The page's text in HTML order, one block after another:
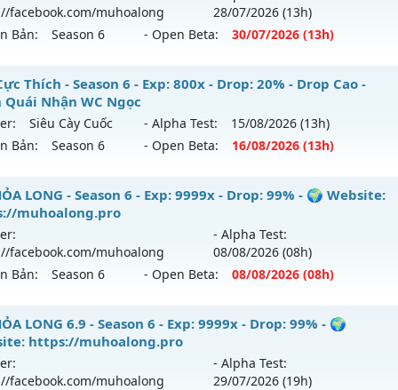
08/2626
700x - Drop: 30%
loại: Mu Nguyên bản Webzen
Yes-Anti
facebook.com/muhoalong
28/07/2026 (13h)
Bản:
Season 6 - Open Beta: 30/07/2026 (13h)
LONG 6.9 - 🌍 Website: https://muhoalong.pro
ra tháng 07 2026 - Mở máy chủ https://facebook.com/
30/07/2626
Non Reset
Mu Nguyên bản Webzen
Xshiel
Thích - Season 6 - Exp: 800x - Drop: 20% - Drop Cao -
Nhận WC Ngọc
Siêu Cày Cuốc - Alpha Test: 15/08/2026 (13h)
Bản:
Season 6 - Open Beta: 16/08/2026 (13h)
Cực Thích - Drop Cao - Đánh Quái Nhận WC Ngọc
mới ra tháng 08 2026 - Mở máy chủ
Siêu Cày Cuốc
vào
800x - Drop: 20%
loại: Mu Nguyên bản Webzen
BDC
LONG - Season 6 - Exp: 9999x - Drop: 99% - 🌍 Website:
muhoalong.pro
facebook.com/muhoalong
- Alpha Test:
08/08/2026 (08h)
Bản:
Season 6 - Open Beta: 08/08/2026 (08h)
LONG - 🌍 Website: https://muhoalong.pro
ra tháng 08 2026 - Mở máy chủhttps://facebook.com/
08/2626
LONG 6.9 - Season 6 - Exp: 9999x - Drop: 99% - 🌍
https://muhoalong.pro
facebook.com/muhoalong
- Alpha Test:
29/07/2026 (19h)